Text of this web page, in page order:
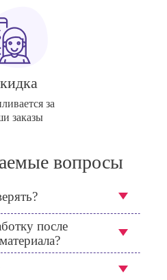
за
заказы
вопросы
после